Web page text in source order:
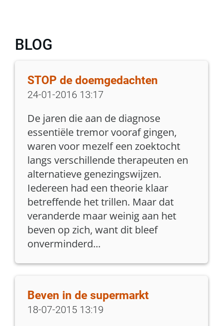
BLOG
STOP de doemgedachten
24-01-2016 13:17
De jaren die aan de diagnose
essentiële tremor vooraf gingen,
waren voor mezelf een zoektocht
langs verschillende therapeuten en
alternatieve genezingswijzen.
Iedereen had een theorie klaar
betreffende het trillen. Maar dat
veranderde maar weinig aan het
beven op zich, want dit bleef
onverminderd...
Beven in de supermarkt
18-07-2015 13:19